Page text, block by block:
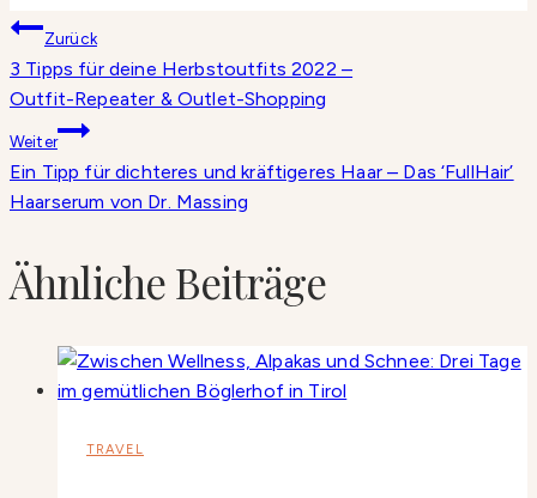
Beitragsnavigation
Zurück
3 Tipps für deine Herbstoutfits 2022 –
Outfit-Repeater & Outlet-Shopping
Weiter
Ein Tipp für dichteres und kräftigeres Haar – Das ‘FullHair’
Haarserum von Dr. Massing
Ähnliche Beiträge
TRAVEL